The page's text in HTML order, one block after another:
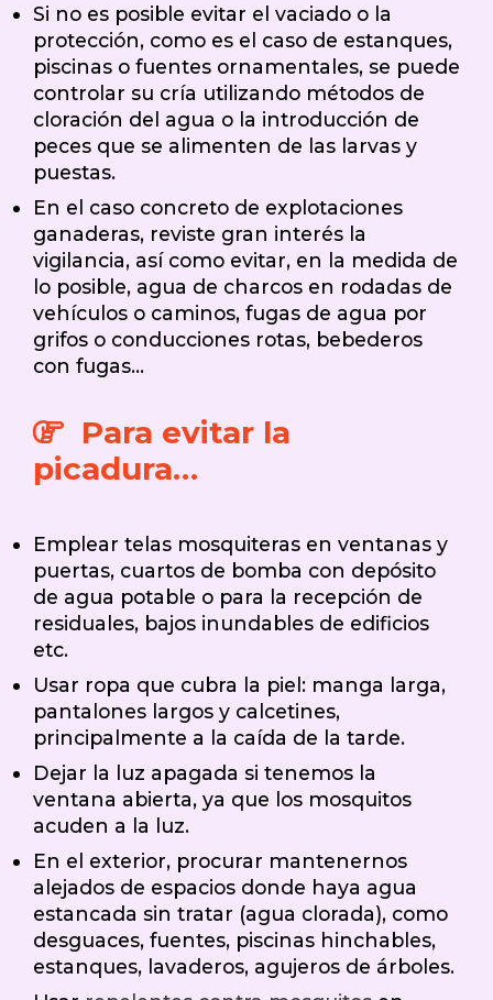
Si no es posible evitar el vaciado o la
protección, como es el caso de estanques,
piscinas o fuentes ornamentales, se puede
controlar su cría utilizando métodos de
cloración del agua o la introducción de
peces que se alimenten de las larvas y
puestas.
En el caso concreto de explotaciones
ganaderas, reviste gran interés la
vigilancia, así como evitar, en la medida de
lo posible, agua de charcos en rodadas de
vehículos o caminos, fugas de agua por
grifos o conducciones rotas, bebederos
con fugas…
Para evitar la
picadura…
Emplear telas mosquiteras en ventanas y
puertas, cuartos de bomba con depósito
de agua potable o para la recepción de
residuales, bajos inundables de edificios
etc.
Usar ropa que cubra la piel: manga larga,
pantalones largos y calcetines,
principalmente a la caída de la tarde.
Dejar la luz apagada si tenemos la
ventana abierta, ya que los mosquitos
acuden a la luz.
En el exterior, procurar mantenernos
alejados de espacios donde haya agua
estancada sin tratar (agua clorada), como
desguaces, fuentes, piscinas hinchables,
estanques, lavaderos, agujeros de árboles.